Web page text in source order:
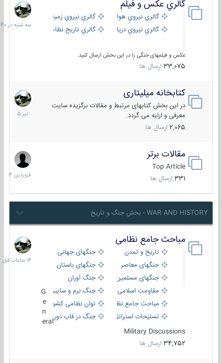
گالري عكس و فيلم
گالري نيروي هوايي
گالري نيروي زميني
گالري نيروي دريايي
گالري تاریخ نظامی
عکس و فیلمهای جنگی را در این بخش ارسال کنید.
33,075 ارسال ها
سه
شنبه
در
کتابخانه میلیتاری
در این بخش کتابهای مرتبط و مقالات برگزیده سایت
معرفی و ارایه می گردد.
2,065 ارسال ها
16
تیر
1405
مقالات برتر
Top Article
331 ارسال ها
29
فروردین
1404
WAR AND HISTORY - بخش جنگ و تاریخ
مباحث جامع نظامی
تاریخ و تمدن
جنگهای جهانی
جنگهای معاصر
جنگهای باستان
جنگهای مسلمین
جنگ آوران
مقاومت اسلامی
جنگ نرم و سایبری
مباحث جامع نظامی
توان نظامی کشورها
تسلیحات استراتژیک
جنگ در قاب دوربین
eral
Military Discussions
34,752 ارسال ها
16
ساعات
قبل